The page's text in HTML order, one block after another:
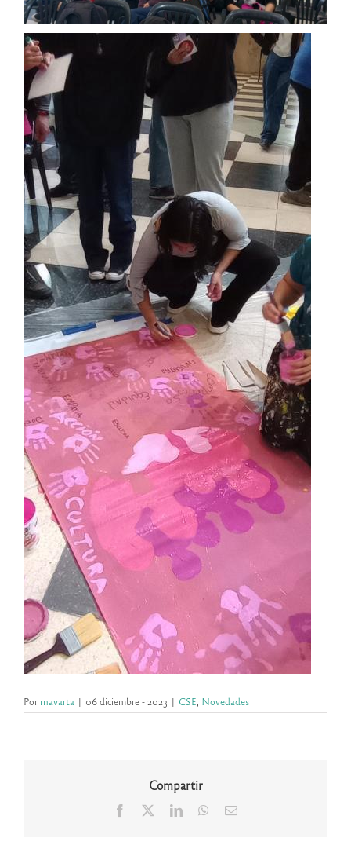
Porrnavarta | 06 diciembre - 2023 | CSE Novedades
Compartir
Facebook LinkedInWhatsApp
Correo